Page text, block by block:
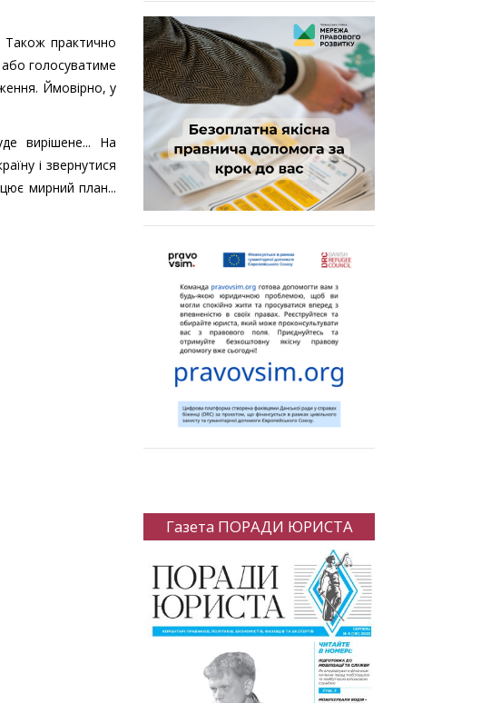
Також практично
голосуватиме
Ймовірно, у
вирішене... На
і звернутися
мирний план...
Газета ПОРАДИ ЮРИСТА